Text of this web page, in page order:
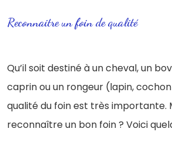
Reconnaitre un foin de qualité
Qu’il soit destiné à un cheval, un
caprin ou un rongeur (lapin, cochon
qualité du foin est très importante.
reconnaître un bon foin ? Voici